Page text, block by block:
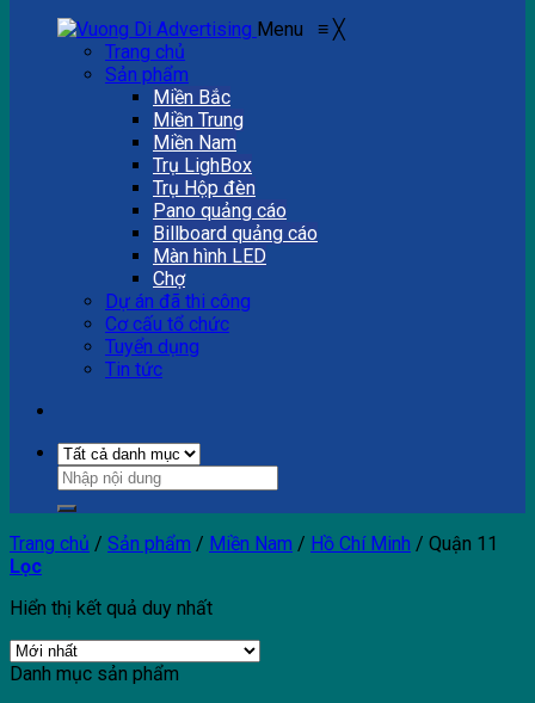
Menu ≡ ╳
Trang chủ
Sản phẩm
Miền Bắc
Miền Trung
Miền Nam
Trụ LighBox
Trụ Hộp đèn
Pano quảng cáo
Billboard quảng cáo
Màn hình LED
Chợ
Dự án đã thi công
Cơ cấu tổ chức
Tuyển dụng
Tin tức
Trang chủ / Sản phẩm / Miền Nam / Hồ Chí Minh / Quận 11
Lọc
Hiển thị kết quả duy nhất
Danh mục sản phẩm